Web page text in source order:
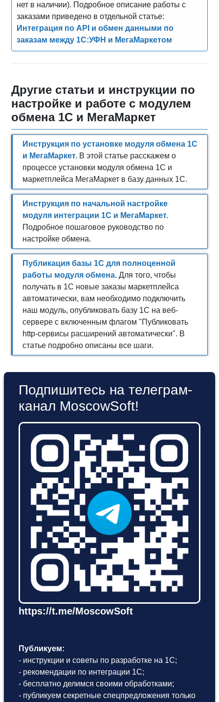
нет в наличии). Подробное описание работы с
заказами приведено в отдельной статье:
Интеграция по API и обмен данными по
заказам между 1С:УФН и МегаМаркетом
Другие статьи и инструкции по
настройке и работе с модулем
обмена 1С и МегаМаркет
Инструкция по установке модуля обмена 1С
и МегаМаркет. В этой статье расскажем о
процессе установки модуля обмена 1С и
маркетплейса МегаМаркет в базу данных 1С.
Инструкция по начальной настройке
модуля интеграции 1С и МегаМаркет.
Подробное пошаговое руководство по
настройке обмена.
Публикация базы 1С для полноценной
работы модуля обмена. Для того, чтобы
получать в 1С новые заказы маркетплейса
автоматически, вам необходимо подключить
наш модуль, опубликовать базу 1С на веб-
сервере с включенным флагом "Публиковать
http-сервисы расширений автоматически". В
статье подробно описаны все шаги.
Подпишитесь на телеграм-
канал MoscowSoft!
https://t.me/MoscowSoft
Публикуем:
- инструкции и советы по разработке на 1С;
- рекомендации по интеграции 1С;
- бесплатно делимся своими обработками;
- публикуем секретные спецпредложения только